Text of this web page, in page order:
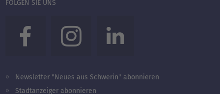
FOLGEN SIE UNS
Newsletter "Neues aus Schwerin" abonnieren
Stadtanzeiger abonnieren